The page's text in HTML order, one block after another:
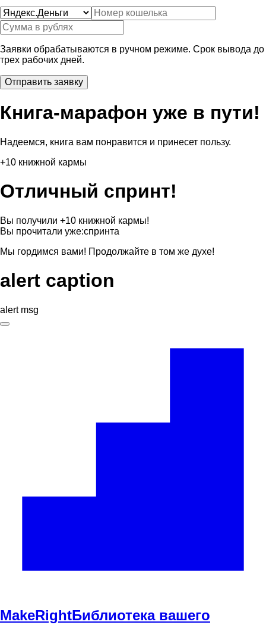
Заявки обрабатываются в ручном режиме. Срок вывода до
трех рабочих дней.
Книга-марафон уже в пути!
Надеемся, книга вам понравится и принесет пользу.
+10 книжной кармы
Отличный спринт!
Вы получили +10 книжной кармы!
Вы прочитали уже:спринта
Мы гордимся вами! Продолжайте в том же духе!
alert caption
alert msg
MakeRightБиблиотека вашего